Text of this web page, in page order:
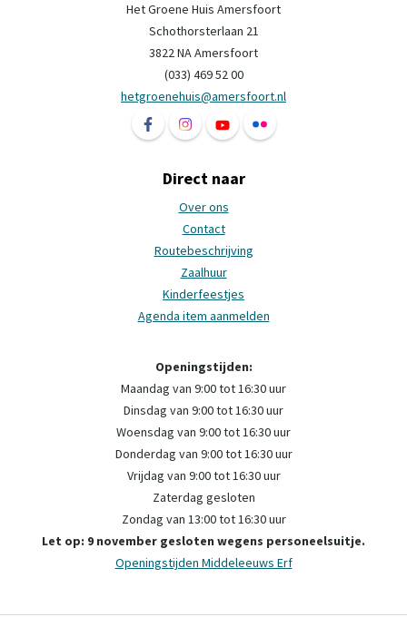
Het Groene Huis Amersfoort
Schothorsterlaan 21
3822 NA Amersfoort
(033) 469 52 00
hetgroenehuis@amersfoort.nl
Volg ons op Facebook Het Groene Huis
Volg ons op Instagram Het Groene
Volg ons op YouTube Het
Volg ons op Flickr Het
Direct naar
Over ons
Contact
Routebeschrijving
Zaalhuur
Kinderfeestjes
Agenda item aanmelden
Openingstijden:
Maandag van 9:00 tot 16:30 uur
Dinsdag van 9:00 tot 16:30 uur
Woensdag van 9:00 tot 16:30 uur
Donderdag van 9:00 tot 16:30 uur
Vrijdag van 9:00 tot 16:30 uur
Zaterdag gesloten
Zondag van 13:00 tot 16:30 uur
Let op: 9 november gesloten wegens personeelsuitje.
Openingstijden Middeleeuws Erf